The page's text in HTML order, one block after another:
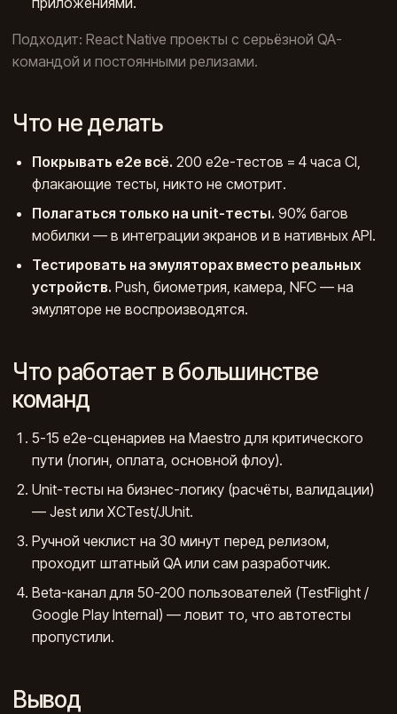
Подходит: React Native проекты с серьёзной QA-
командой и постоянными релизами.
Что не делать
Покрывать e2e всё. 200 e2e-тестов = 4 часа CI,
флакающие тесты, никто не смотрит.
Полагаться только на unit-тесты. 90% багов
мобилки — в интеграции экранов и в нативных API.
Тестировать на эмуляторах вместо реальных
устройств. Push, биометрия, камера, NFC — на
эмуляторе не воспроизводятся.
Что работает в большинстве
команд
5-15 e2e-сценариев на Maestro для критического
пути (логин, оплата, основной флоу).
Unit-тесты на бизнес-логику (расчёты, валидации)
— Jest или XCTest/JUnit.
Ручной чеклист на 30 минут перед релизом,
проходит штатный QA или сам разработчик.
Beta-канал для 50-200 пользователей (TestFlight /
Google Play Internal) — ловит то, что автотесты
пропустили.
Вывод